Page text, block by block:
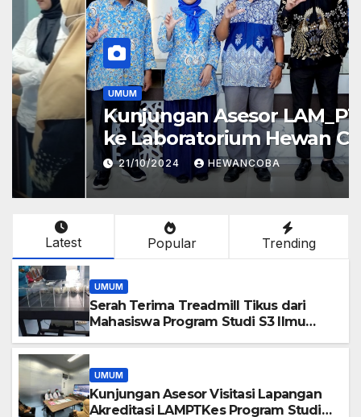
UMUM
Kunjungan Asesor LAM_PTKES
ke Laboratorium Hewan Coba
Dalam Rangka Asesmen
Lapangan Pendirian Prodi
Magister Ilmu Biomedis FK UNS
21/10/2024 HEWANCOBA
Latest Popular Trending
UMUM
Serah Terima Treadmill Tikus dari
Mahasiswa Program Studi S3 Ilmu
UMUM
Kunjungan Asesor Visitasi Lapangan
Akreditasi LAMPTKes Program Studi